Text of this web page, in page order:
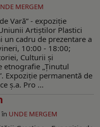
MERGEM
Vară” - expoziție
Artiștilor Plastici
cadru de prezentare a
10:00 - 18:00;
Culturii şi
etnografie „Ținutul
Expoziţie permanentă de
ş.a. Pro ...
în UNDE MERGEM